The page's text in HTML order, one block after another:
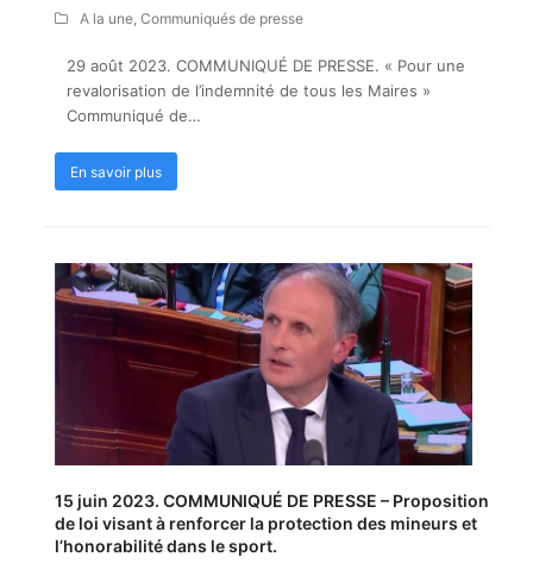
A la une, Communiqués de presse
29 août 2023. COMMUNIQUÉ DE PRESSE. « Pour une
revalorisation de l’indemnité de tous les Maires »
Communiqué de…
En savoir plus
15 juin 2023. COMMUNIQUÉ DE PRESSE – Proposition
de loi visant à renforcer la protection des mineurs et
l’honorabilité dans le sport.